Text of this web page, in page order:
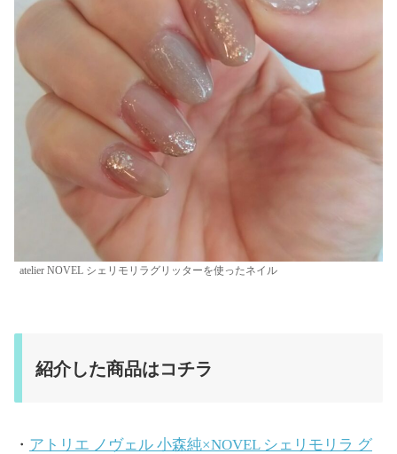
atelier NOVEL シェリモリラグリッターを使ったネイル
紹介した商品はコチラ
・ アトリエ ノヴェル 小森純×NOVEL シェリモリラ グ